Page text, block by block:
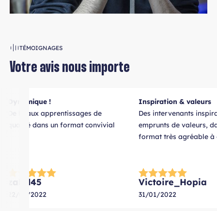
Video Editor chez BLUN Creative
Paris
TÉMOIGNAGES
Votre avis nous importe
Dynamique !
De beaux apprentissages de
qualité dans un format convivial
zabrl45
22/05/2022
Inspiration & valeurs
Des intervenants
emprunts de valeurs,
format très agréable à
Victoire_Hopia
31/01/2022